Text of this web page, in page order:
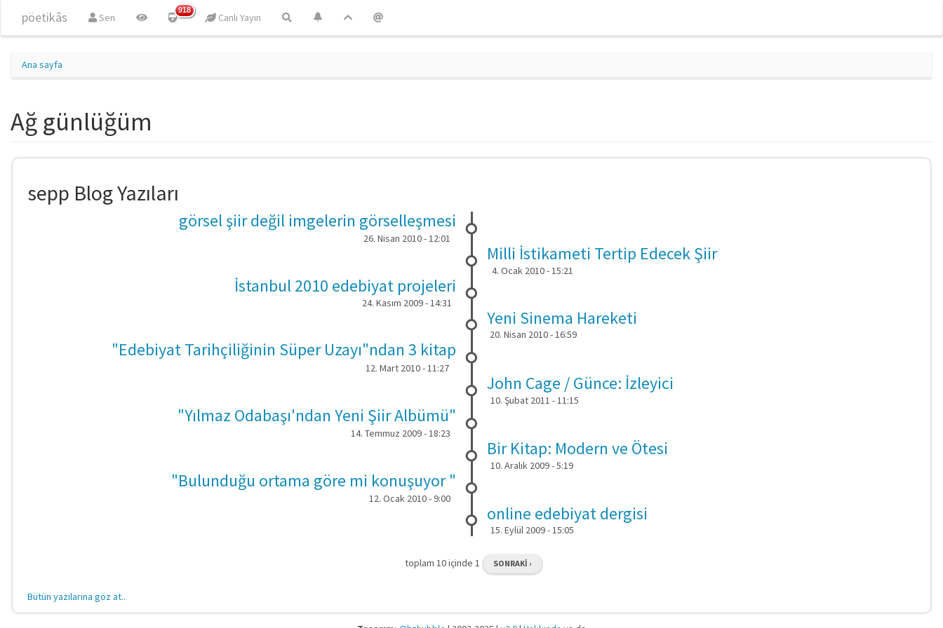
pöetikâs Sen
918
Canlı Yayın
Ana sayfa
Ağ günlüğüm
sepp Blog Yazıları
görsel şiir değil imgelerin görselleşmesi
26. Nisan 2010 - 12:01
Milli İstikameti Tertip Edecek Şiir
4. Ocak 2010 - 15:21
İstanbul 2010 edebiyat projeleri
24. Kasım 2009 - 14:31
Yeni Sinema Hareketi
20. Nisan 2010 - 16:59
"Edebiyat Tarihçiliğinin Süper Uzayı"ndan 3 kitap
12. Mart 2010 - 11:27
John Cage / Günce: İzleyici
10. Şubat 2011 - 11:15
"Yılmaz Odabaşı'ndan Yeni Şiir Albümü"
14. Temmuz 2009 - 18:23
Bir Kitap: Modern ve Ötesi
10. Aralık 2009 - 5:19
"Bulunduğu ortama göre mi konuşuyor "
12. Ocak 2010 - 9:00
online edebiyat dergisi
15. Eylül 2009 - 15:05
toplam 10 içinde 1 SONRAKI ›
Bütün yazılarına göz at..